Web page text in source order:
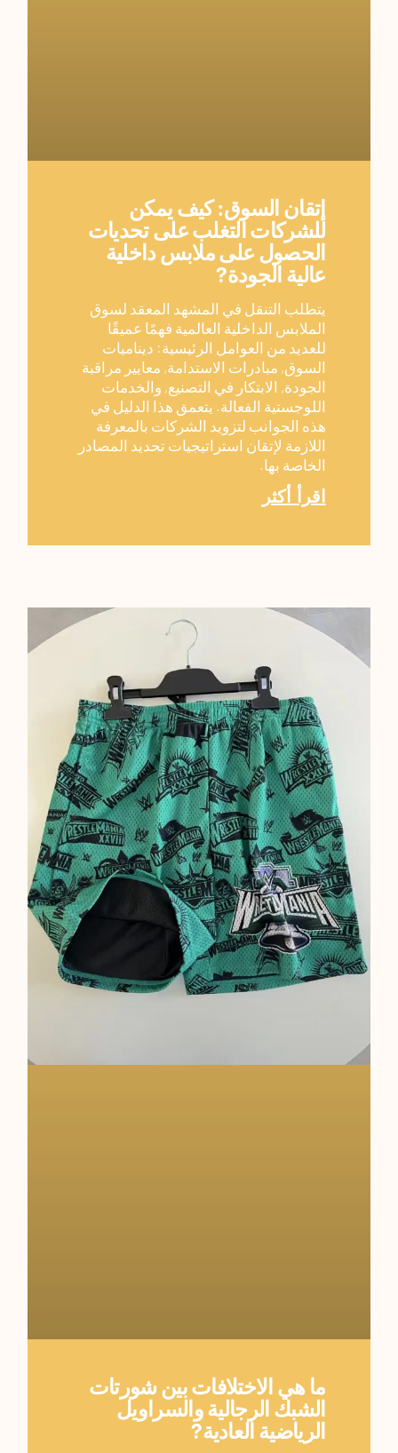
إتقان السوق: كيف يمكن
للشركات التغلب على تحديات
الحصول على ملابس داخلية
عالية الجودة?
يتطلب التنقل في المشهد المعقد لسوق
الملابس الداخلية العالمية فهمًا عميقًا
للعديد من العوامل الرئيسية: ديناميات
السوق, مبادرات الاستدامة, معايير مراقبة
الجودة, الابتكار في التصنيع, والخدمات
اللوجستية الفعالة. يتعمق هذا الدليل في
هذه الجوانب لتزويد الشركات بالمعرفة
اللازمة لإتقان استراتيجيات تحديد المصادر
الخاصة بها.
اقرأ أكثر
ما هي الاختلافات بين شورتات
الشبك الرجالية والسراويل
الرياضية العادية?